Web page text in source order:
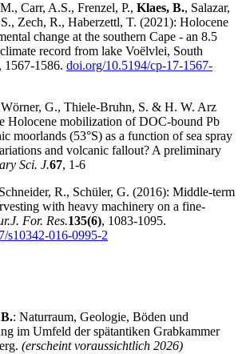
Carr, A.S., Frenzel, P., Klaes, B., Salazar,
Zech, R., Haberzettl, T. (2021): Holocene
change at the southern Cape - an 8.5
record from lake Voёlvlei, South
, 1567-1586. doi.org/10.5194/cp-17-1567-
G., Thiele-Bruhn, S. & H. W. Arz
Holocene mobilization of DOC-bound Pb
moorlands (53°S) as a function of sea spray
and volcanic fallout? A preliminary
Sci. J.67, 1-6
R., Schüler, G. (2016): Middle-term
with heavy machinery on a fine-
For. Res.135(6), 1083-1095.
s10342-016-0995-2
: Naturraum, Geologie, Böden und
im Umfeld der spätantiken Grabkammer
(erscheint voraussichtlich 2026)